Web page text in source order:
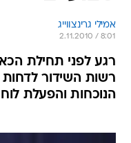
אמילי גרינצווייג
2.11.2010 / 8:01
רגע לפני תחילת
רשות השידור
הנוכחות והפעלת